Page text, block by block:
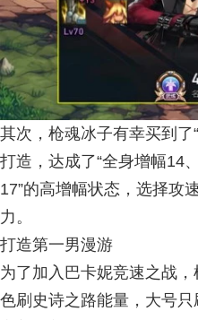
其次，枪魂冰子有幸买到了
打造，达成了“全身增幅14
17”的高增幅状态，选择攻
力。
打造第一男漫游
为了加入巴卡妮竞速之战
色刷史诗之路能量，大号